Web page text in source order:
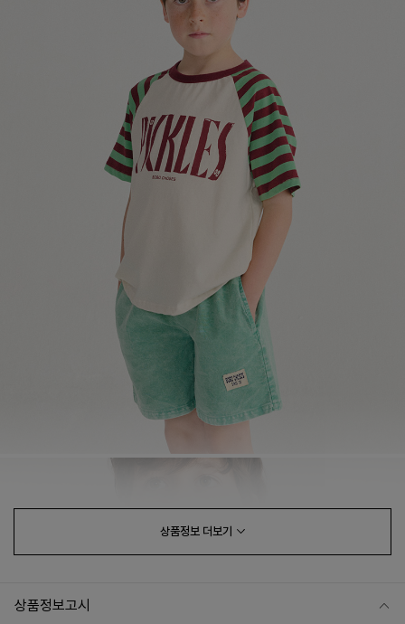
상품정보 더보기
상품정보고시